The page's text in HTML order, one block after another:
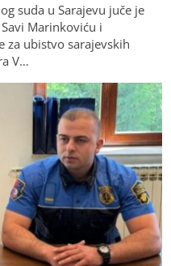
suda u Sarajevu juče je
Marinkoviću i
za ubistvo sarajevskih
V…